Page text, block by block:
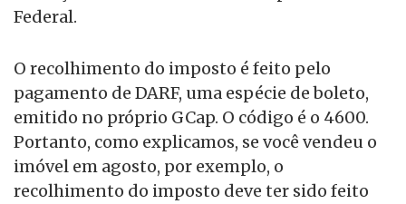
Federal.
O recolhimento do imposto é feito pelo
pagamento de DARF, uma espécie de boleto,
emitido no próprio GCap. O código é o 4600.
Portanto, como explicamos, se você vendeu o
imóvel em agosto, por exemplo, o
recolhimento do imposto deve ter sido feito